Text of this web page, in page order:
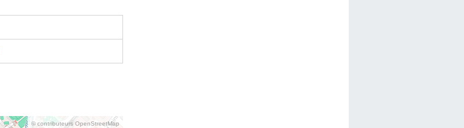
© contributeurs OpenStreetMap